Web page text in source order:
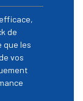
de
que les
vos